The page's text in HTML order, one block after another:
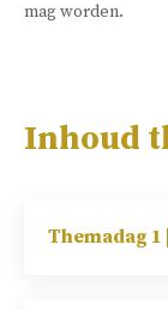
mag worden.
Inhoud
Themadag